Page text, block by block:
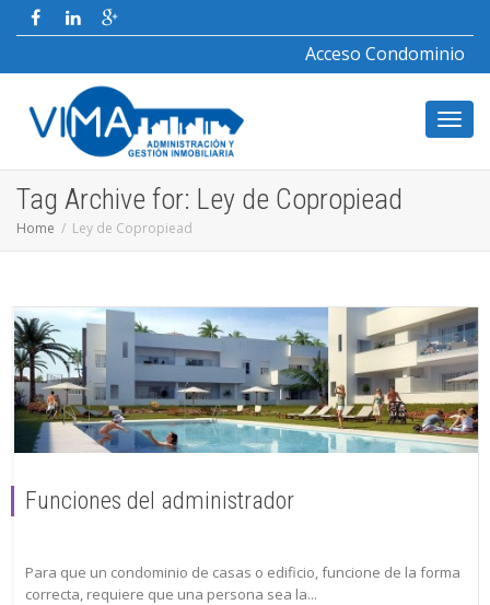
Acceso Condominio
Tag Archive for: Ley de Copropiead
Home Ley de Copropiead
Funciones del administrador
Para que un condominio de casas o edificio, funcione de la forma
correcta, requiere que una persona sea la...